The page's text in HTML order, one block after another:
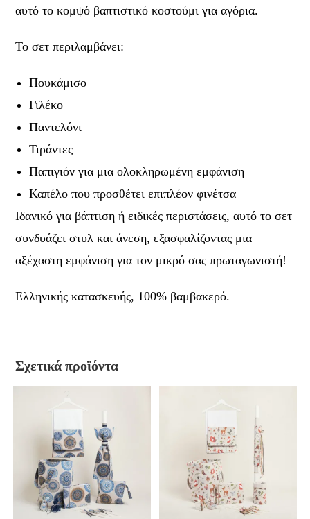
αυτό το κομψό βαπτιστικό κοστούμι για αγόρια.
Το σετ περιλαμβάνει:
Πουκάμισο
Γιλέκο
Παντελόνι
Τιράντες
Παπιγιόν για μια ολοκληρωμένη εμφάνιση
Καπέλο που προσθέτει επιπλέον φινέτσα
Ιδανικό για βάπτιση ή ειδικές περιστάσεις, αυτό το σετ
συνδυάζει στυλ και άνεση, εξασφαλίζοντας μια
αξέχαστη εμφάνιση για τον μικρό σας πρωταγωνιστή!
Ελληνικής κατασκευής, 100% βαμβακερό.
Σχετικά προϊόντα